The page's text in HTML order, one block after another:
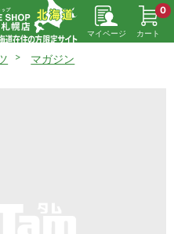
マイページ カート
0
マガジン